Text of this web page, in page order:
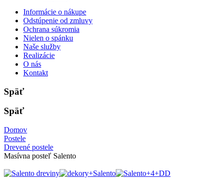
Informácie o nákupe
Odstúpenie od zmluvy
Ochrana súkromia
Nielen o spánku
Naše služby
Realizácie
O nás
Kontakt
Späť
Späť
Domov
Postele
Drevené postele
Masívna posteľ Salento